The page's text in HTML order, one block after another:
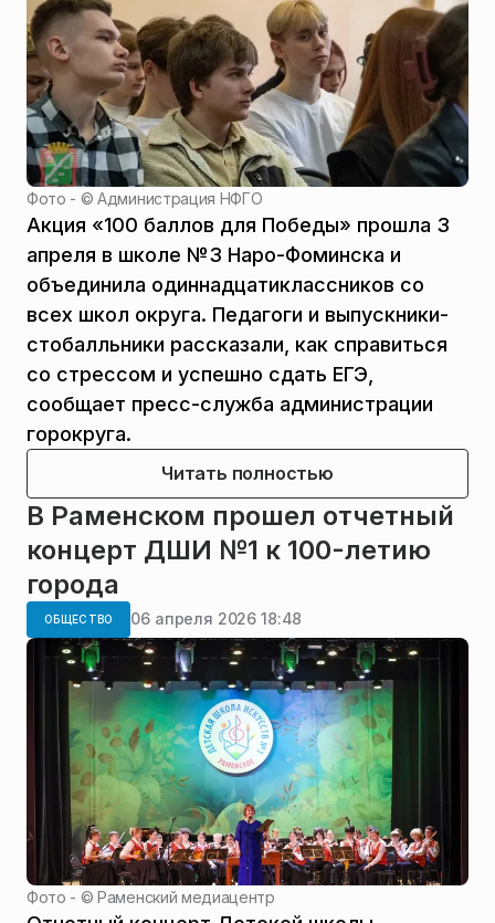
Фото - ©Администрация НФГО
Акция «100 баллов для Победы» прошла 3
апреля в школе №3 Наро-Фоминска и
объединила одиннадцатиклассников со
всех школ округа. Педагоги и выпускники-
стобалльники рассказали, как справиться
со стрессом и успешно сдать ЕГЭ,
сообщает пресс-служба администрации
горокруга.
Читать полностью
В Раменском прошел отчетный
концерт ДШИ №1 к 100-летию
города
ОБЩЕСТВО 06 апреля 2026 18:48
Фото - ©Раменский медиацентр